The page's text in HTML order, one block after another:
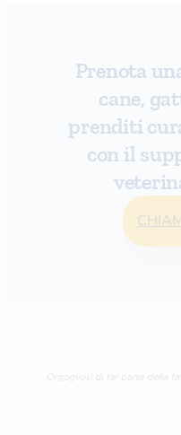
Prenota
cane,
prenditi
con il